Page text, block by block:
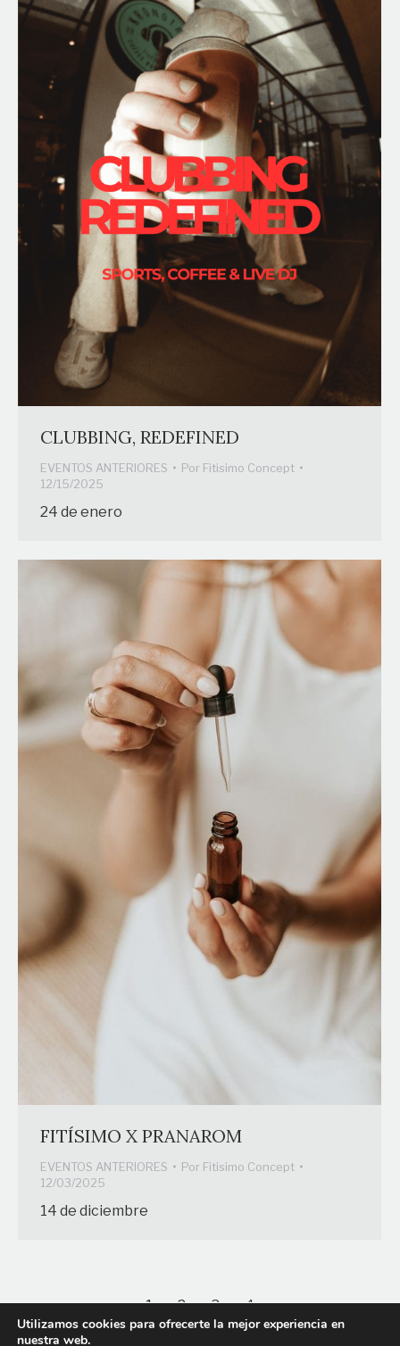
CLUBBING, REDEFINED
EVENTOS ANTERIORES Por Fitisimo Concept
12/15/2025
24 de enero
FITÍSIMO X PRANAROM
EVENTOS ANTERIORES Por Fitisimo Concept
12/03/2025
14 de diciembre
1 2 3 4
→
Utilizamos cookies para ofrecerte la mejor experiencia en
nuestra web.